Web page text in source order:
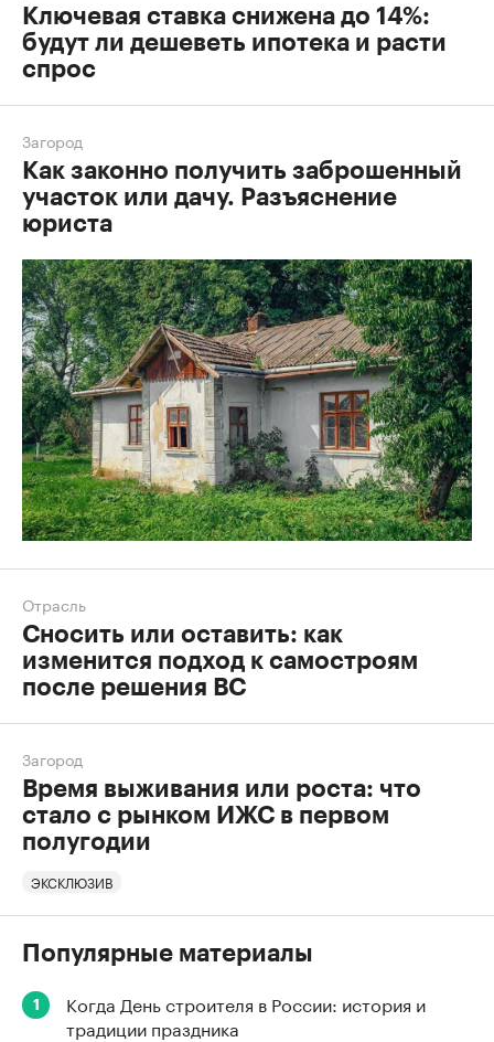
Ключевая ставка снижена до 14%:
будут ли дешеветь ипотека и расти
спрос
Загород
Как законно получить заброшенный
участок или дачу. Разъяснение
юриста
Отрасль
Сносить или оставить: как
изменится подход к самостроям
после решения ВС
Загород
Время выживания или роста: что
стало с рынком ИЖС в первом
полугодии
ЭКСКЛЮЗИВ
Популярные материалы
1
Когда День строителя в России: история и
традиции праздника